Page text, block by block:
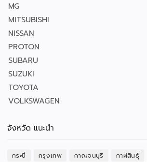
MG
MITSUBISHI
NISSAN
PROTON
SUBARU
SUZUKI
TOYOTA
VOLKSWAGEN
จังหวัด แนะนำ
กระบี่ กรุงเทพ กาญจนบุรี กาฬสินธุ์